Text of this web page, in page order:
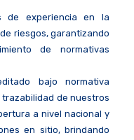
de experiencia en la
riesgos, garantizando
de normativas
bajo normativa
de nuestros
a nivel nacional y
en sitio, brindando